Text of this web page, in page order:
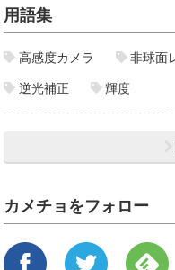
用語集
高感度カメラ 非球面
逆光補正 輝度
カメチョをフォロー